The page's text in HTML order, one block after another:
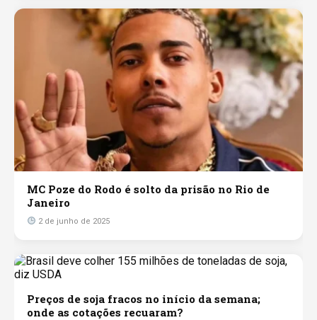
MC Poze do Rodo é solto da prisão no Rio de
Janeiro
2 de junho de 2025
Preços de soja fracos no início da semana;
onde as cotações recuaram?